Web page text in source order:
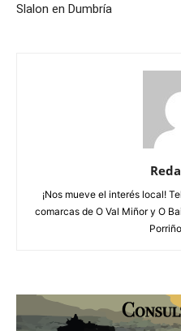
Slalon en Dumbría
¡Nos mueve el interés local!
comarcas de O Val Miñor y O